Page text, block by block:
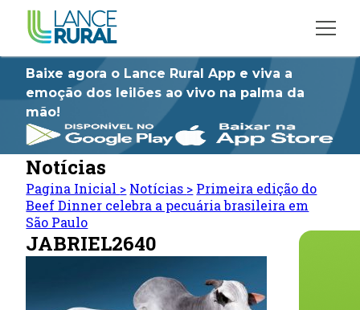
Baixe agora o Lance Rural App e viva a
emoção dos leilões ao vivo na palma da
mão!
Notícias
Pagina Inicial > Notícias > Primeira edição do
Beef Dinner celebra a pecuária brasileira em
São Paulo
JABRIEL2640